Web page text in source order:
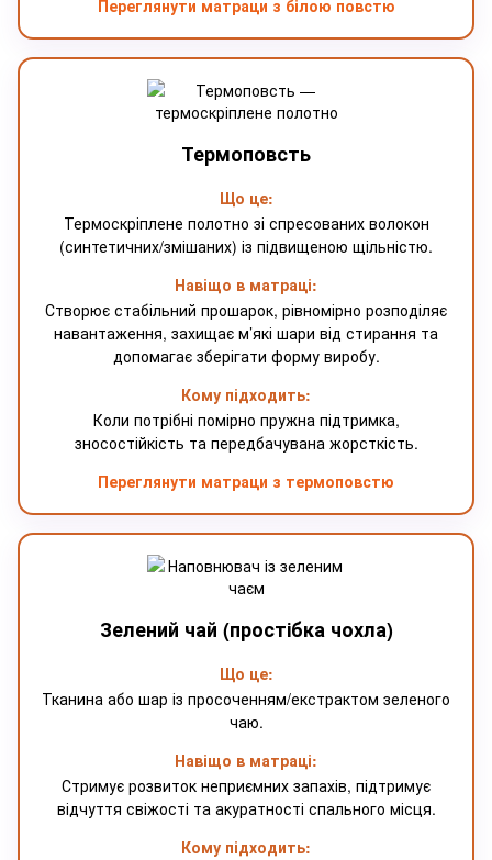
Переглянути матраци з білою повстю
Термоповсть
Що це:
Термоскріплене полотно зі спресованих волокон
(синтетичних/змішаних) із підвищеною щільністю.
Навіщо в матраці:
Створює стабільний прошарок, рівномірно розподіляє
навантаження, захищає м’які шари від стирання та
допомагає зберігати форму виробу.
Кому підходить:
Коли потрібні помірно пружна підтримка,
зносостійкість та передбачувана жорсткість.
Переглянути матраци з термоповстю
Зелений чай (простібка чохла)
Що це:
Тканина або шар із просоченням/екстрактом зеленого
чаю.
Навіщо в матраці:
Стримує розвиток неприємних запахів, підтримує
відчуття свіжості та акуратності спального місця.
Кому підходить: